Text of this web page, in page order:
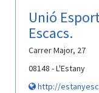
Unió
Escacs.
Carrer Major, 27
08148 - L'Estany
http://